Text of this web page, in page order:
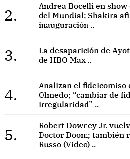
2.
Andrea Bocelli en
del Mundial; Shakira
inauguración ..
3.
La desaparición de
de HBO Max ..
4.
Analizan el fideicomiso
Olmedo; “cambiar de
irregularidad” ..
5.
Robert Downey Jr.
Doctor Doom; también
Russo (Video) ..